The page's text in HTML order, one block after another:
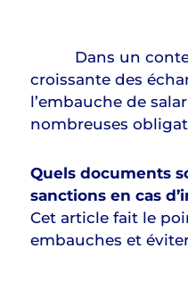
Dans un
croissante des
l’embauche de
nombreuses
Quels documents
sanctions en cas
Cet article fait le
embauches et